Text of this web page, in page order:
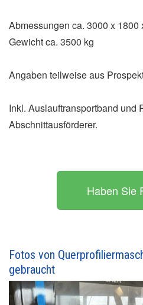
Abmessungen ca. 3000 x 1800
Gewicht ca. 3500 kg
Angaben teilweise aus
Inkl. Auslauftransportband und
Abschnittausförderer.
Haben Sie
Fotos von
gebraucht